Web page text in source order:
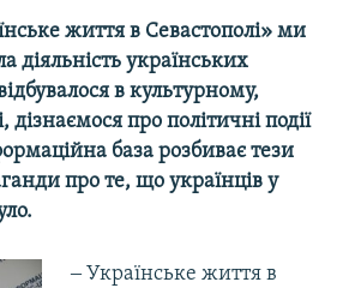
життя в Севастополі» ми
діяльність українських
в культурному,
дізнаємося про політичні події
база розбиває тези
про те, що українців у
‒ Українське життя в